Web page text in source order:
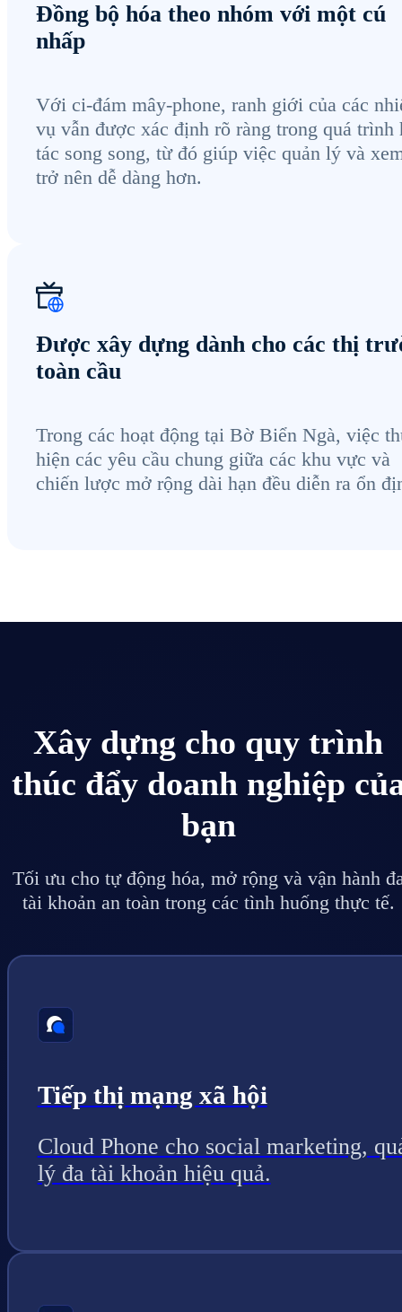
Đồng bộ hóa theo nhóm với một cú
nhấp
Với ci-đám mây-phone, ranh giới của các
vụ vẫn được xác định rõ ràng trong quá trình
tác song song, từ đó giúp việc quản lý và
trở nên dễ dàng hơn.
Được xây dựng dành cho các thị
toàn cầu
Trong các hoạt động tại Bờ Biển Ngà, việc
hiện các yêu cầu chung giữa các khu vực và
chiến lược mở rộng dài hạn đều diễn ra ổn
Xây dựng cho quy trình
thúc đẩy doanh nghiệp
bạn
Tối ưu cho tự động hóa, mở rộng và vận hành
tài khoản an toàn trong các tình huống thực tế.
Tiếp thị mạng xã hội
Cloud Phone cho social marketing,
lý đa tài khoản hiệu quả.